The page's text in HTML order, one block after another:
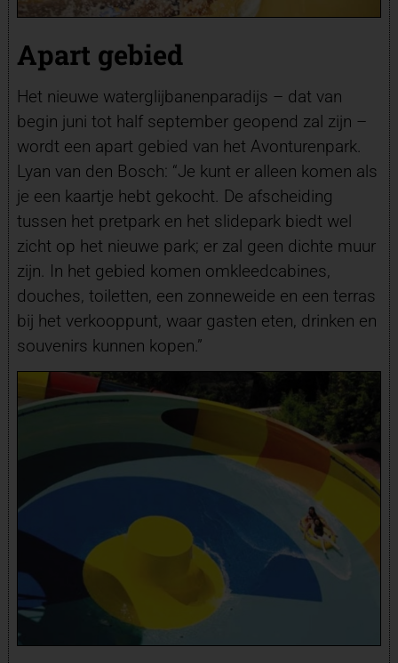
Apart gebied
Het nieuwe waterglijbanenparadijs – dat van
begin juni tot half september geopend zal zijn –
wordt een apart gebied van het Avonturenpark.
Lyan van den Bosch: “Je kunt er alleen komen als
je een kaartje hebt gekocht. De afscheiding
tussen het pretpark en het slidepark biedt wel
zicht op het nieuwe park; er zal geen dichte muur
zijn. In het gebied komen omkleedcabines,
douches, toiletten, een zonneweide en een terras
bij het verkooppunt, waar gasten eten, drinken en
souvenirs kunnen kopen.”